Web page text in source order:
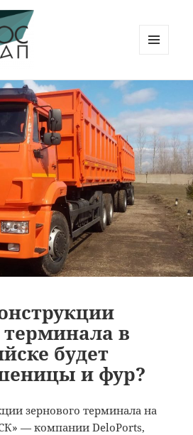
ВИДЖЕТЫ
терминала в
будет
и фур?
зернового терминала на
— компании DeloPorts,